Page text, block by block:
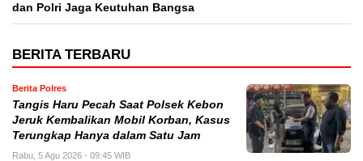
dan Polri Jaga Keutuhan Bangsa
BERITA TERBARU
Berita Polres
Tangis Haru Pecah Saat Polsek Kebon
Jeruk Kembalikan Mobil Korban, Kasus
Terungkap Hanya dalam Satu Jam
Rabu, 5 Agu 2026 - 09:45 WIB